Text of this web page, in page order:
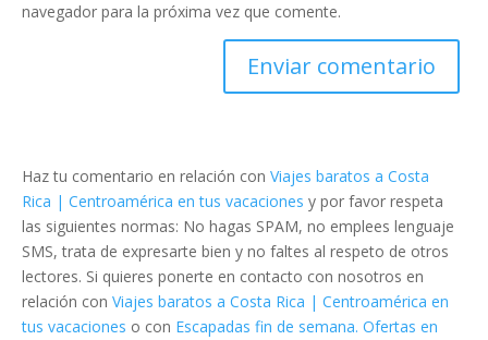
navegador para la próxima vez que comente.
Haz tu comentario en relación con Viajes baratos a Costa
Rica | Centroamérica en tus vacaciones y por favor respeta
las siguientes normas: No hagas SPAM, no emplees lenguaje
SMS, trata de expresarte bien y no faltes al respeto de otros
lectores. Si quieres ponerte en contacto con nosotros en
relación con Viajes baratos a Costa Rica | Centroamérica en
tus vacaciones o con Escapadas fin de semana. Ofertas en